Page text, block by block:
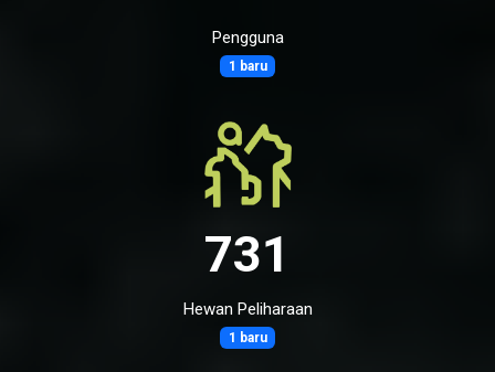
Pengguna
1 baru
731
Hewan Peliharaan
1 baru